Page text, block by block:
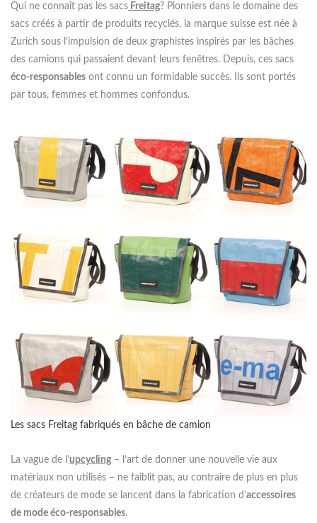
Qui ne connaît pas les sacs Freitag? Pionniers dans le domaine des
sacs créés à partir de produits recyclés, la marque suisse est née à
Zurich sous l’impulsion de deux graphistes inspirés par les bâches
des camions qui passaient devant leurs fenêtres. Depuis, ces sacs
éco-responsables ont connu un formidable succès. Ils sont portés
par tous, femmes et hommes confondus.
Les sacs Freitag fabriqués en bâche de camion
La vague de l’upcycling – l’art de donner une nouvelle vie aux
matériaux non utilisés – ne faiblit pas, au contraire de plus en plus
de créateurs de mode se lancent dans la fabrication d’accessoires
de mode éco-responsables.